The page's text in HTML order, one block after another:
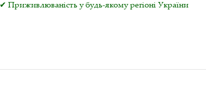
✔ Приживлюваність у будь-якому регіоні України